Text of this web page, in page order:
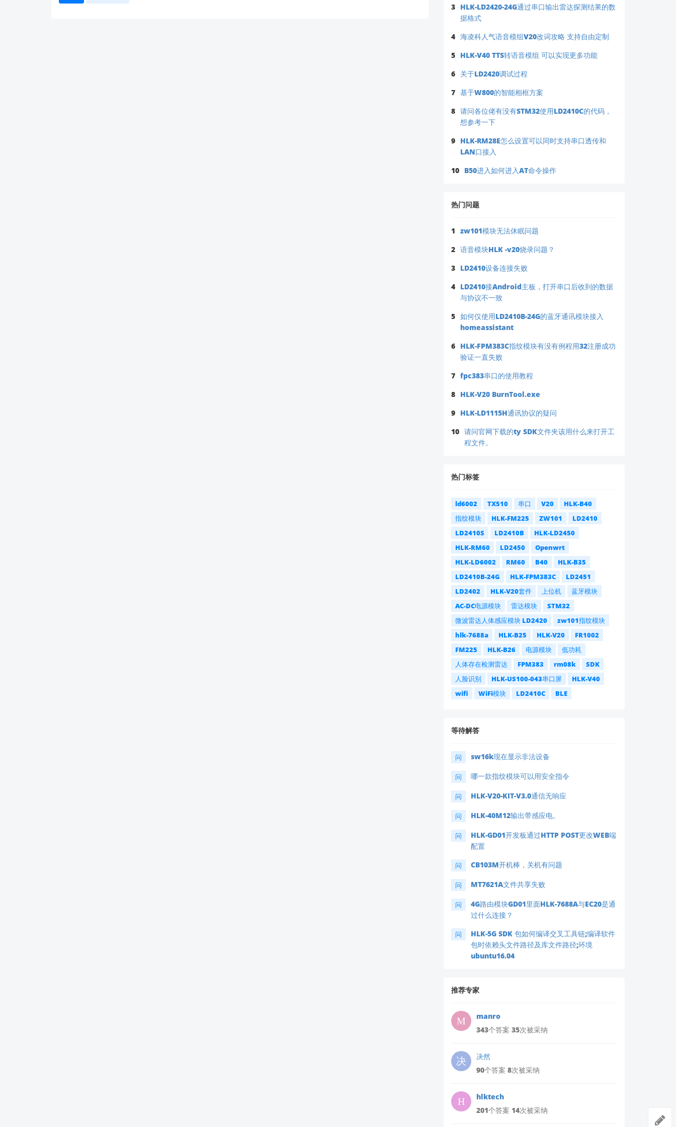
3 HLK-LD2420-24G通过串口输出雷达探测结果的数
据格式
4 海凌科人气语音模组V20改词攻略 支持自由定制
5 HLK-V40 TTS转语音模组 可以实现更多功能
6 关于LD2420调试过程
7 基于W800的智能相框方案
8 请问各位佬有没有STM32使用LD2410C的代码，
想参考一下
9 HLK-RM28E怎么设置可以同时支持串口透传和
LAN口接入
10 B50进入如何进入AT命令操作
热门问题
1 zw101模块无法休眠问题
2 语音模块HLK -v20烧录问题？
3 LD2410设备连接失败
4 LD2410接Android主板，打开串口后收到的数据
与协议不一致
5 如何仅使用LD2410B-24G的蓝牙通讯模块接入
homeassistant
6 HLK-FPM383C指纹模块有没有例程用32注册成功
验证一直失败
7 fpc383串口的使用教程
8 HLK-V20 BurnTool.exe
9 HLK-LD1115H通讯协议的疑问
10 请问官网下载的ty SDK文件夹该用什么来打开工
程文件。
热门标签
ld6002 TX510 串口 V20
HLK-B40
指纹模块
HLK-FM225 ZW101
LD2410
LD2410S
LD2410B
HLK-LD2450
HLK-RM60
LD2450
Openwrt
HLK-LD6002
RM60 B40
HLK-B35
LD2410B-24G
HLK-FPM383C
LD2451
LD2402
HLK-V20套件 上位机
蓝牙模块
AC-DC电源模块
雷达模块
STM32
微波雷达人体感应模块 LD2420
zw101指纹模块
hlk-7688a
HLK-B25 HLK-V20
FR1002
FM225
HLK-B26 电源模块
低功耗
人体存在检测雷达
FPM383 rm08k
SDK
人脸识别
HLK-US100-043串口屏
HLK-V40
wifi
WiFi模块 LD2410C BLE
等待解答
问 sw16k现在显示非法设备
问 哪一款指纹模块可以用安全指令
问 HLK-V20-KIT-V3.0通信无响应
问 HLK-40M12输出带感应电。
问
HLK-GD01开发板通过HTTP POST更改WEB端
配置
问 CB103M开机棒，关机有问题
问 MT7621A文件共享失败
问
4G路由模块GD01里面HLK-7688A与EC20是通
过什么连接？
问
HLK-5G SDK 包如何编译交叉工具链;编译软件
包时依赖头文件路径及库文件路径;环境
ubuntu16.04
推荐专家
manro
343个答案 35次被采纳
决然
90个答案 8次被采纳
hlktech
201个答案 14次被采纳